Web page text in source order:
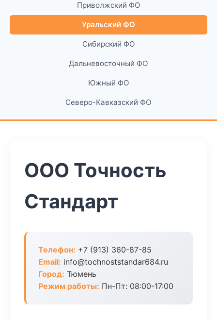
Приволжский ФО
Уральский ФО
Сибирский ФО
Дальневосточный ФО
Южный ФО
Северо-Кавказский ФО
ООО Точность
Стандарт
Телефон: +7 (913) 360-87-85
Email: info@tochnoststandar684.ru
Город: Тюмень
Режим работы: Пн-Пт: 08:00-17:00